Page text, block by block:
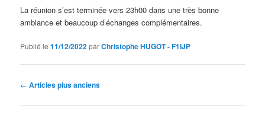
La réunion s’est terminée vers 23h00 dans une très bonne
ambiance et beaucoup d’échanges complémentaires.
Publié le11/12/2022parChristophe HUGOT - F1IJP
Navigation
articles
← Articles plus anciens